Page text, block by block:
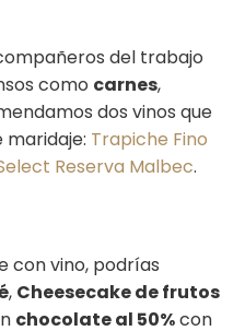
del trabajo
como carnes,
dos vinos que
Trapiche Fino
Reserva Malbec.
con vino, podrías
, Cheesecake de frutos
chocolate al 50%con